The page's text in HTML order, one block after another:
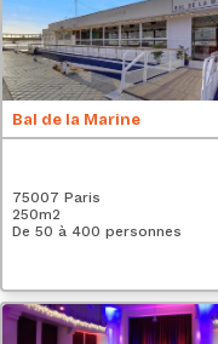
Bal de la Marine
75007 Paris
250m2
De 50 à 400 personnes